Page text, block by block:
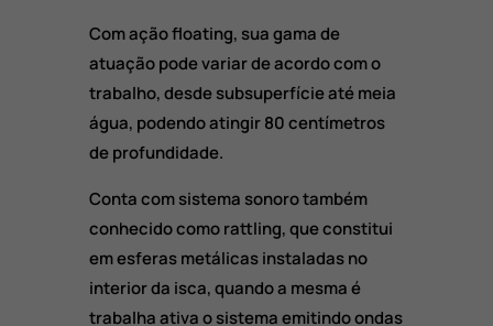
Com ação floating, sua gama de
atuação pode variar de acordo com o
trabalho, desde subsuperfície até meia
água, podendo atingir 80 centímetros
de profundidade.
Conta com sistema sonoro também
conhecido como rattling, que constitui
em esferas metálicas instaladas no
interior da isca, quando a mesma é
trabalha ativa o sistema emitindo ondas